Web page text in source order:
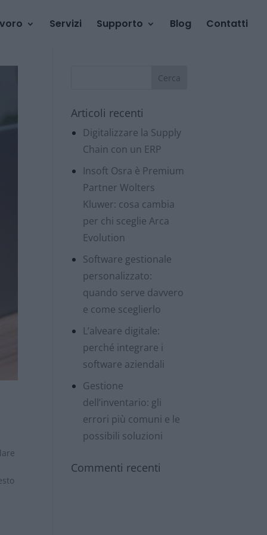
Servizi Supporto Blog Contatti
Articoli recenti
Digitalizzare la Supply
Chain con un ERP
Insoft Osra è Premium
Partner Wolters
Kluwer: cosa cambia
per chi sceglie Arca
Evolution
Software gestionale
personalizzato:
quando serve davvero
e come sceglierlo
L’alveare digitale:
perché integrare i
software aziendali
Gestione
dell’inventario: gli
errori più comuni e le
possibili soluzioni
Commenti recenti